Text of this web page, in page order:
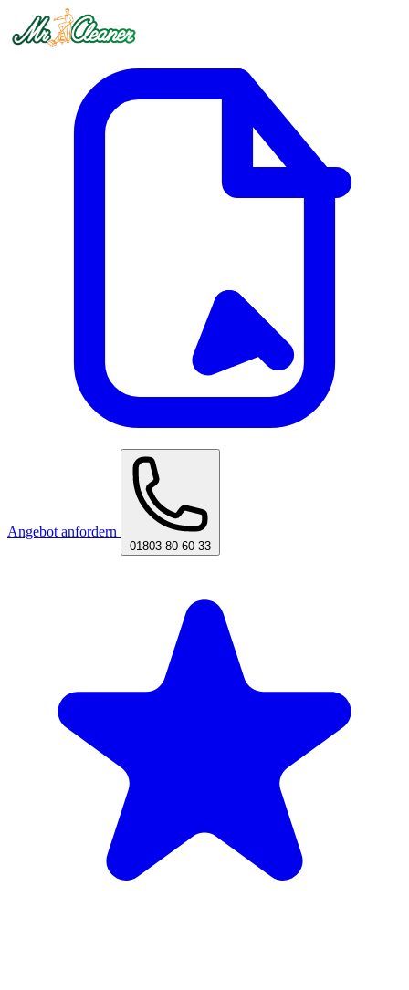
Angebot anfordern
01803 80 60 33